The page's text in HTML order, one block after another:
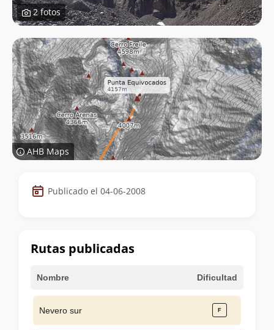
2 fotos
AHB Maps
Datos
de
cumbre
Publicado el 04-06-2008
Rutas publicadas
Nombre Dificultad
Nevero sur